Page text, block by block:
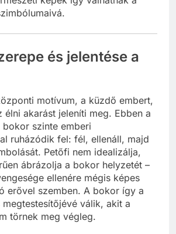
és jelentése a
motívum, a küzdő embert,
élni akarást jeleníti meg. Ebben a
bokor szinte emberi
ruházódik fel: fél, ellenáll, majd
Petőfi nem idealizálja,
ábrázolja a bokor helyzetét –
ellenére mégis képes
erővel szemben. A bokor így a
válik, akit a
törnek meg végleg.